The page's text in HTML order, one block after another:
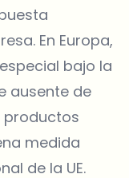
En Europa,
bajo la
ausente de
productos
medida
de la UE.